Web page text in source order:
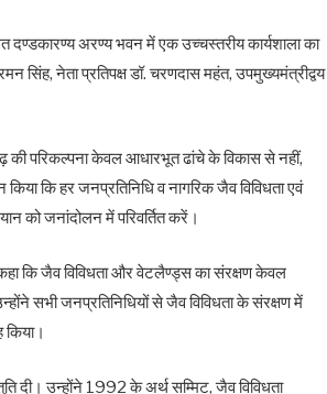
दण्डकारण्य अरण्य भवन में एक उच्चस्तरीय कार्यशाला का
सिंह, नेता प्रतिपक्ष डॉ. चरणदास महंत, उपमुख्यमंत्रीद्वय
की परिकल्पना केवल आधारभूत ढांचे के विकास से नहीं,
किया कि हर जनप्रतिनिधि व नागरिक जैव विविधता एवं
को जनांदोलन में परिवर्तित करें।
कि जैव विविधता और वेटलैण्ड्स का संरक्षण केवल
सभी जनप्रतिनिधियों से जैव विविधता के संरक्षण में
दी। उन्होंने 1992 के अर्थ सम्मिट, जैव विविधता